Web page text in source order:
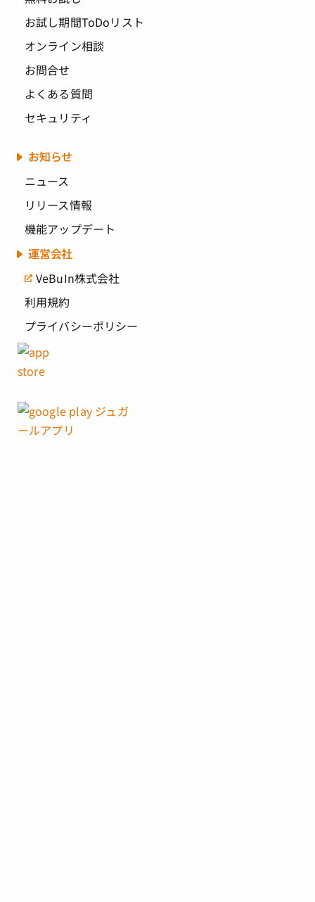
お試し期間ToDoリスト
オンライン相談
お問合せ
よくある質問
セキュリティ
お知らせ
ニュース
リリース情報
機能アップデート
運営会社
VeBuIn株式会社
利用規約
プライバシーポリシー